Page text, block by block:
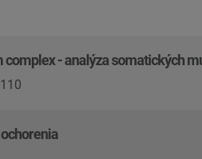
- analýza somatických